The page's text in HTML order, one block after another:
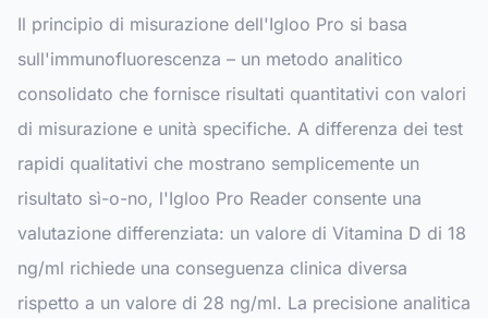
Il principio di misurazione dell'Igloo Pro si basa
sull'immunofluorescenza – un metodo analitico
consolidato che fornisce risultati quantitativi con valori
di misurazione e unità specifiche. A differenza dei test
rapidi qualitativi che mostrano semplicemente un
risultato sì-o-no, l'Igloo Pro Reader consente una
valutazione differenziata: un valore di Vitamina D di 18
ng/ml richiede una conseguenza clinica diversa
rispetto a un valore di 28 ng/ml. La precisione analitica